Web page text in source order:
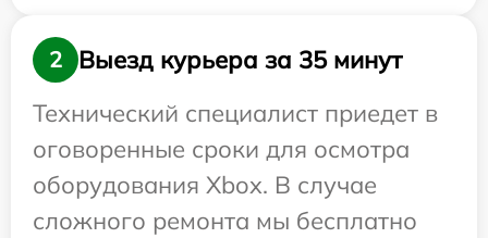
2
Выезд курьера за 35 минут
Технический специалист приедет в
оговоренные сроки для осмотра
оборудования Xbox. В случае
сложного ремонта мы бесплатно